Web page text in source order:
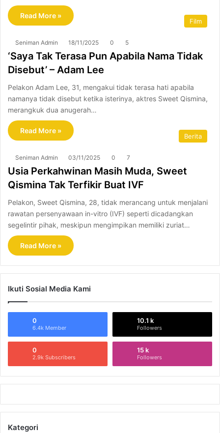
Read More »
Film
Seniman Admin 18/11/2025 0 5
‘Saya Tak Terasa Pun Apabila Nama Tidak
Disebut’ – Adam Lee
Pelakon Adam Lee, 31, mengakui tidak terasa hati apabila
namanya tidak disebut ketika isterinya, aktres Sweet Qismina,
merangkuk dua anugerah…
Read More »
Berita
Seniman Admin 03/11/2025 0 7
Usia Perkahwinan Masih Muda, Sweet
Qismina Tak Terfikir Buat IVF
Pelakon, Sweet Qismina, 28, tidak merancang untuk menjalani
rawatan persenyawaan in-vitro (IVF) seperti dicadangkan
segelintir pihak, meskipun mengimpikan memiliki zuriat…
Read More »
Ikuti Sosial Media Kami
0
6.4k Member
10.1 k
Followers
0
2.9k Subscribers
15 k
Followers
Kategori